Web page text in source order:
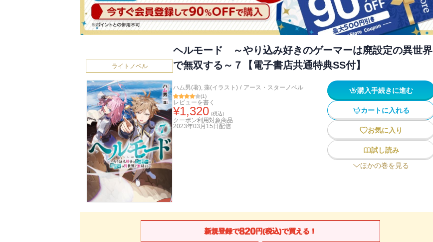
ライトノベル
ヘルモード ～やり込み好きのゲーマーは廃設定の異世界
で無双する～７【電子書店共通特典SS付】
ハム男(著), 藻(イラスト) / アース・スターノベル
(1)
レビューを書く
¥1,320 (税込)
クーポン利用対象商品
2023年03月15日 配信
購入手続きに進む
カートに入れる
お気に入り
試し読み
ほかの巻を見る
新規登録で820円(税込)で買える！